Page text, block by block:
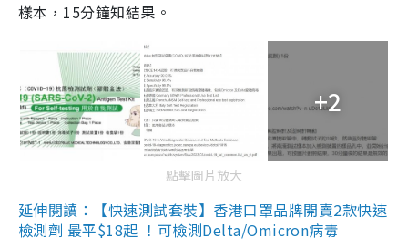
樣本，15分鐘知結果。
+2
點擊圖片放大
延伸閱讀：【快速測試套裝】香港口罩品牌開賣2款快速
檢測劑 最平$18起 ！可檢測Delta/Omicron病毒